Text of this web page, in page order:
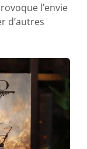
l’envie
d’autres